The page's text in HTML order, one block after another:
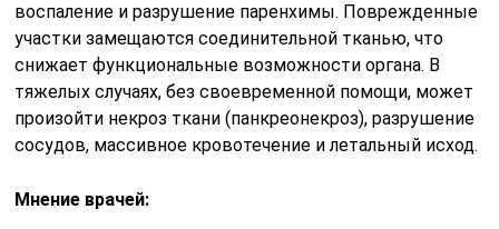
воспаление и разрушение паренхимы. Поврежденные
участки замещаются соединительной тканью, что
снижает функциональные возможности органа. В
тяжелых случаях, без своевременной помощи, может
произойти некроз ткани (панкреонекроз), разрушение
сосудов, массивное кровотечение и летальный исход.
Мнение врачей: